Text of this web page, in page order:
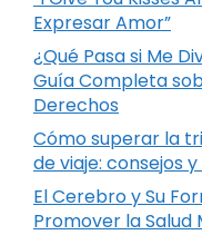
Expresar Amor”
¿Qué Pasa si Me
Guía Completa
Derechos
Cómo superar la
de viaje: consejos
El Cerebro y Su
Promover la Salud